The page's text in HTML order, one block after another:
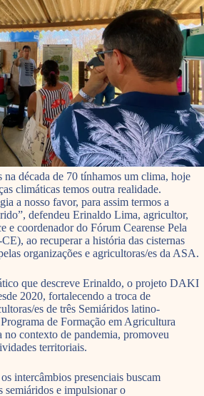
na década de 70 tínhamos um clima, hoje
climáticas temos outra realidade.
a nosso favor, para assim termos a
defendeu Erinaldo Lima, agricultor,
e coordenador do Fórum Cearense Pela
ao recuperar a história das cisternas
organizações e agricultoras/es da ASA.
que descreve Erinaldo, o projeto DAKI
2020, fortalecendo a troca de
es de três Semiáridos latino-
de Formação em Agricultura
contexto de pandemia, promoveu
territoriais.
intercâmbios presenciais buscam
semiáridos e impulsionar o